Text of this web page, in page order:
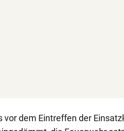
vor dem Eintreffen der